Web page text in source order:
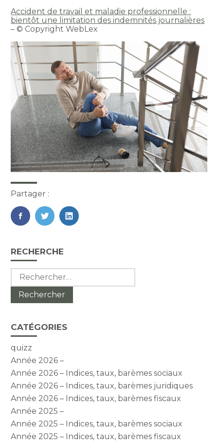
Accident de travail et maladie professionnelle :
bientôt une limitation des indemnités journalières
– © Copyright WebLex
Partager :
FaceBook
TwitterLinkedIn
Blog
sidebar
RECHERCHE
Rechercher :
CATÉGORIES
quizz
Année 2026 –
Année 2026 – Indices, taux, barèmes sociaux
Année 2026 – Indices, taux, barèmes juridiques
Année 2026 – Indices, taux, barèmes fiscaux
Année 2025 –
Année 2025 – Indices, taux, barèmes sociaux
Année 2025 – Indices, taux, barèmes fiscaux